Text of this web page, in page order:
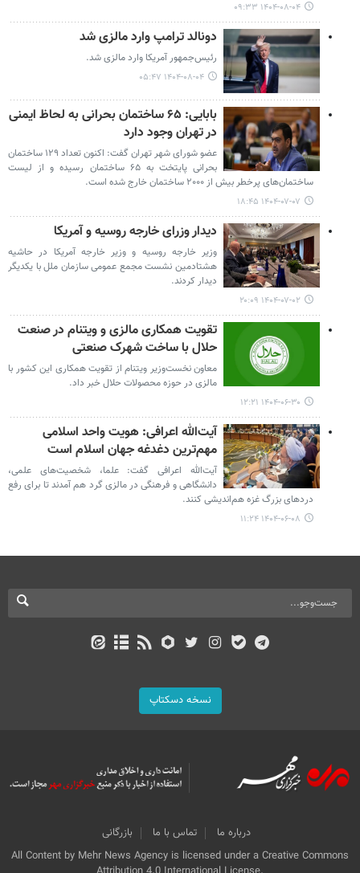
۱۴۰۴-۰۸-۰۴ ۰۹:۳۳
دونالد ترامپ وارد مالزی شد
رئیس‌جمهور آمریکا وارد مالزی شد.
۱۴۰۴-۰۸-۰۴ ۰۵:۴۷
بابایی: ۶۵ ساختمان بحرانی به لحاظ ایمنی
در تهران وجود دارد
عضو شورای شهر تهران گفت: اکنون تعداد ۱۲۹ ساختمان
بحرانی پایتخت به ۶۵ ساختمان رسیده و از لیست
ساختمان‌های پرخطر بیش از ۲۰۰۰ ساختمان خارج شده است.
۱۴۰۴-۰۷-۰۷ ۱۸:۴۵
دیدار وزرای خارجه روسیه و آمریکا
وزیر خارجه روسیه و وزیر خارجه آمریکا در حاشیه
هشتادمین نشست مجمع عمومی سازمان ملل با یکدیگر
دیدار کردند.
۱۴۰۴-۰۷-۰۲ ۲۰:۰۹
تقویت همکاری مالزی و ویتنام در صنعت
حلال با ساخت شهرک صنعتی
معاون نخست‌وزیر ویتنام از تقویت همکاری این کشور با
مالزی در حوزه محصولات حلال خبر داد.
۱۴۰۴-۰۶-۳۰ ۱۲:۲۱
آیت‌الله اعرافی: هویت واحد اسلامی
مهم‌ترین دغدغه جهان اسلام است
آیت‌الله اعرافی گفت: علما، شخصیت‌های علمی،
دانشگاهی و فرهنگی در مالزی گرد هم آمدند تا برای رفع
دردهای بزرگ غزه هم‌اندیشی کنند.
۱۴۰۴-۰۶-۰۸ ۱۱:۲۴
نسخه دسکتاپ
درباره ما تماس با ما
بازرگانی
All Content by Mehr News Agency is licensed under a Creative Commons